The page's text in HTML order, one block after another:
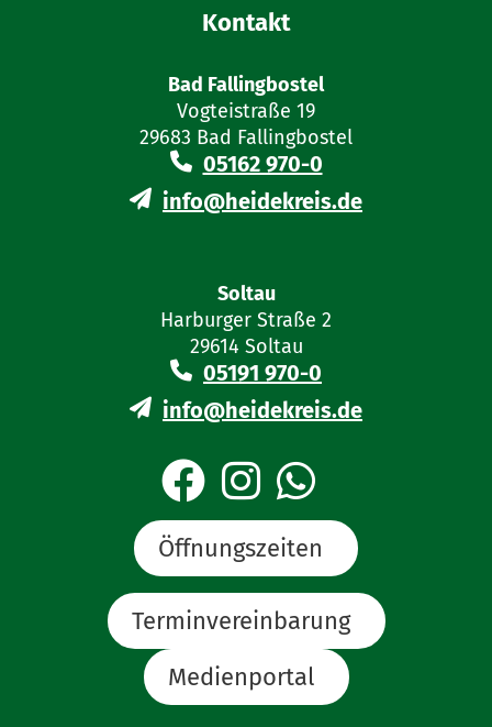
Kontakt
Bad Fallingbostel
Vogteistraße 19
29683 Bad Fallingbostel
05162 970-0
info@heidekreis.de
Soltau
Harburger Straße 2
29614 Soltau
05191 970-0
info@heidekreis.de
Öffnungszeiten
Terminvereinbarung
Medienportal